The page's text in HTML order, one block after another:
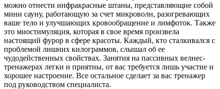
можно отнести инфракрасные штаны, представляющие собой
мини сауну, работающую за счет микроволн, разогревающих
ваше тело и улучшающих кровообращение и лимфоток. Также
это миостимуляция, которая в свое время произвела
настоящий фурор в сфере красоты. Каждый, кто сталкивался с
проблемой лишних килограммов, слышал об ее
чудодейственных свойствах. Занятия на пассивных велнес-
тренажерах легки и приятны, от вас требуется лишь участие и
хорошее настроение. Все остальное сделает за вас тренажер
под руководством специалиста.